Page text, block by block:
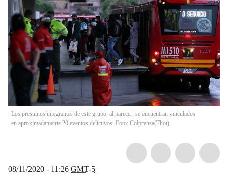
Los presuntos integrantes de este grupo, al parecer, se encuentran vinculados
en aproximadamente 20 eventos delictivos. Foto: Colprensa(Thot)
08/11/2020 - 11:26 GMT-5